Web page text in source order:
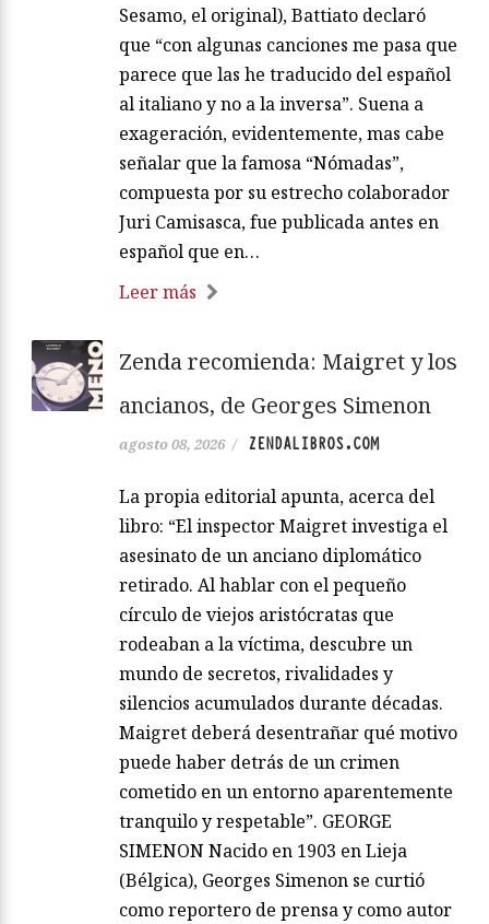
Sesamo, el original), Battiato declaró
que “con algunas canciones me pasa que
parece que las he traducido del español
al italiano y no a la inversa”. Suena a
exageración, evidentemente, mas cabe
señalar que la famosa “Nómadas”,
compuesta por su estrecho colaborador
Juri Camisasca, fue publicada antes en
español que en…
Leer más
Zenda recomienda: Maigret y los
ancianos, de Georges Simenon
agosto 08, 2026 / ZENDALIBROS.COM
La propia editorial apunta, acerca del
libro: “El inspector Maigret investiga el
asesinato de un anciano diplomático
retirado. Al hablar con el pequeño
círculo de viejos aristócratas que
rodeaban a la víctima, descubre un
mundo de secretos, rivalidades y
silencios acumulados durante décadas.
Maigret deberá desentrañar qué motivo
puede haber detrás de un crimen
cometido en un entorno aparentemente
tranquilo y respetable”. GEORGE
SIMENON Nacido en 1903 en Lieja
(Bélgica), Georges Simenon se curtió
como reportero de prensa y como autor